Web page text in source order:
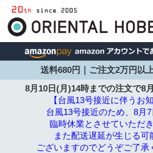
送料680円｜ご注文2万円以
8月10日(月)14時までの注文で8
【台風13号接近に伴うお
台風13号接近のため、8月
臨時休業とさせていただき
また配送遅延が生じる可
ございますのでどうぞご了承